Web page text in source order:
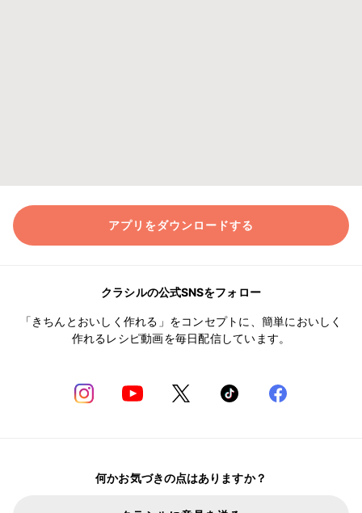
アプリをダウンロードする
クラシルの公式SNSをフォロー
「きちんとおいしく作れる」をコンセプトに、簡単においしく
作れるレシピ動画を毎日配信しています。
何かお気づきの点はありますか？